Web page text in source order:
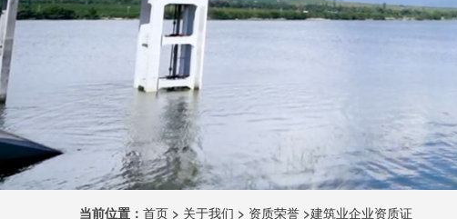
当前位置： 首页 > 关于我们 > 资质荣誉 >建筑业企业资质证